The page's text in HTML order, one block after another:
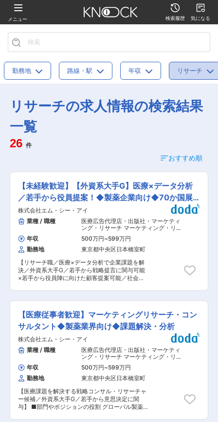
メニュー 検索履歴 気になる
勤務地 路線・駅 年収 リサーチ
リサーチの求人情報の検索結果
一覧
26 件
おすすめ順
【未経験歓迎】【外資系大手G】医療×データ分析
／若手から役員提案！◆製薬企業向け◆70か国展
開
株式会社エム・シー・アイ
業種 / 職種
医療広告代理店・出版社・マーケティ
ング・リサーチ マーケティング・リサ
ーチ, リサーチ・市場調査 リサーチ
年収 500万円~599万円
勤務地
東京都中央区日本橋室町
【リサーチ職／医療×データ分析で企業課題を解
決／外資系大手G／若手から戦略提言に関与可能
×若手から役員陣に向けた顧客提案可能／社会貢
支えるリサーチ部門にて、データ分析と示唆創出
を担うポジションです。単なる数値処理に留まら
ず、課題を要素分解し仮説を立て、企業の戦略に
直結する提案の基盤を構築します。数値や事実か
ら本質的な課題を導き出す“思考型業務”として、
ビジネス全体に影響を与えます。 ■業務内容: ・
調査設計（Webアンケート／インタビュー） ・デ
ータ集計、統計分析、レポート作成 ・分析結果の
解釈、示唆抽出、論点整理 ・コンサルタントとの
仮説設計、提案支援 ・業務改善、ナレッジ蓄積 ※
プロジェクト単位で課題解決に向き合い、分析結
果がそのまま企業の施策判断に反映されます。 ■
組織構成： 20〜30代中心で、約3分の2が
GMARCH以上出身。高い論理性や思考力を持つ
メンバーが多く、経理・広告・企画等、異業種出
身者も多数活躍しています。 ■やりがいや魅力
【医療従事者歓迎】マーケティングリサーチ・コン
サルタント◆製薬業界向け◆課題解決・分析
株式会社エム・シー・アイ
業種 / 職種
医療広告代理店・出版社・マーケティ
ング・リサーチ マーケティング・リサ
ーチ, リサーチ・市場調査 リサーチ 戦
略・経営コンサルタント
年収 500万円~599万円
勤務地
東京都中央区日本橋室町
【医療課題を解決する戦略コンサル・リサーチャ
ー候補／外資系大手G／若手から意思決定に関
与】 ■部門やポジションの役割 グローバル製薬